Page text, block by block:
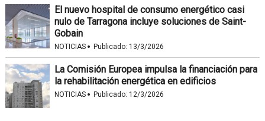
El nuevo hospital de consumo energético casi
nulo de Tarragona incluye soluciones de Saint-
Gobain
NOTICIAS · Publicado: 13/3/2026
La Comisión Europea impulsa la financiación para
la rehabilitación energética en edificios
NOTICIAS · Publicado: 12/3/2026